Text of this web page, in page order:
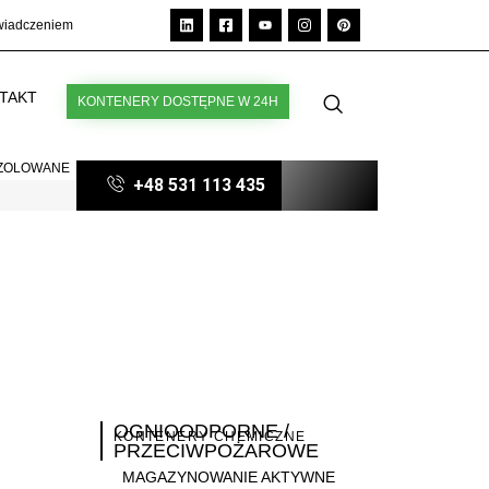
KONTENERY DOSTĘPNE W 24H
+48 531 113 435
KONTENERY CHEMICZNE
OGNIOODPORNE /
PRZECIWPOŻAROWE
MAGAZYNOWANIE AKTYWNE